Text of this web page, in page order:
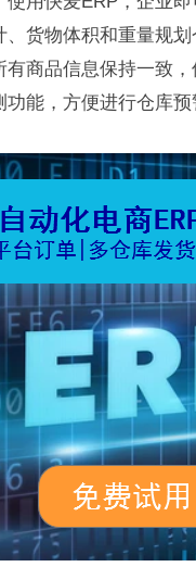
货物体积和重量规
商品信息保持一致
功能，方便进行仓库